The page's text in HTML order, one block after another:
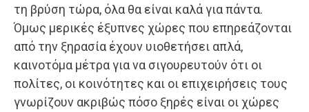
τη βρύση τώρα, όλα θα είναι καλά για πάντα.
Όμως μερικές έξυπνες χώρες που επηρεάζονται
από την ξηρασία έχουν υιοθετήσει απλά,
καινοτόμα μέτρα για να σιγουρευτούν ότι οι
πολίτες, οι κοινότητες και οι επιχειρήσεις τους
γνωρίζουν ακριβώς πόσο ξηρές είναι οι χώρες